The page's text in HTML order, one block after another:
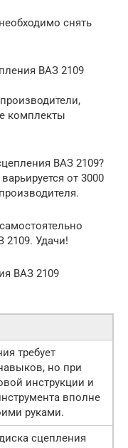
снять
ВАЗ 2109
комплекты
ВАЗ 2109?
от 3000
2109. Удачи!
ВАЗ 2109
требует
но при
инструкции и
вполне
руками.
сцепления